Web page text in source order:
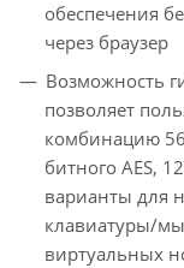
обеспечения
через браузер
Возможность
позволяет
комбинацию
битного AES,
варианты для
клавиатуры/
виртуальных